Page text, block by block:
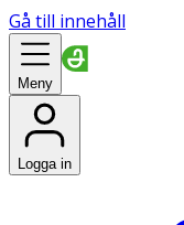
Gå till innehåll
Meny
Logga in